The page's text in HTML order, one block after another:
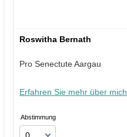
Roswitha Bernath
Pro Senectute Aargau
Erfahren Sie mehr über mich
Abstimmung